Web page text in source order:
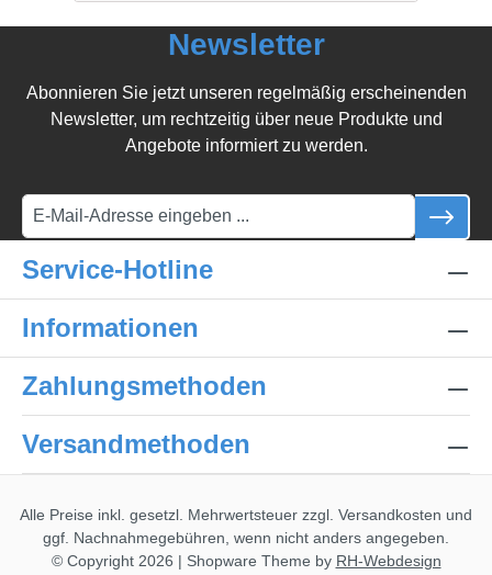
Newsletter
Abonnieren Sie jetzt unseren regelmäßig erscheinenden
Newsletter, um rechtzeitig über neue Produkte und
Angebote informiert zu werden.
Service-Hotline
Informationen
Zahlungsmethoden
Versandmethoden
Alle Preise inkl. gesetzl. Mehrwertsteuer zzgl. Versandkosten und
ggf. Nachnahmegebühren, wenn nicht anders angegeben.
© Copyright 2026 | Shopware Theme by RH-Webdesign